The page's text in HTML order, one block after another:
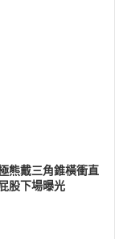
熊戴三角錐橫衝直
股下場曝光